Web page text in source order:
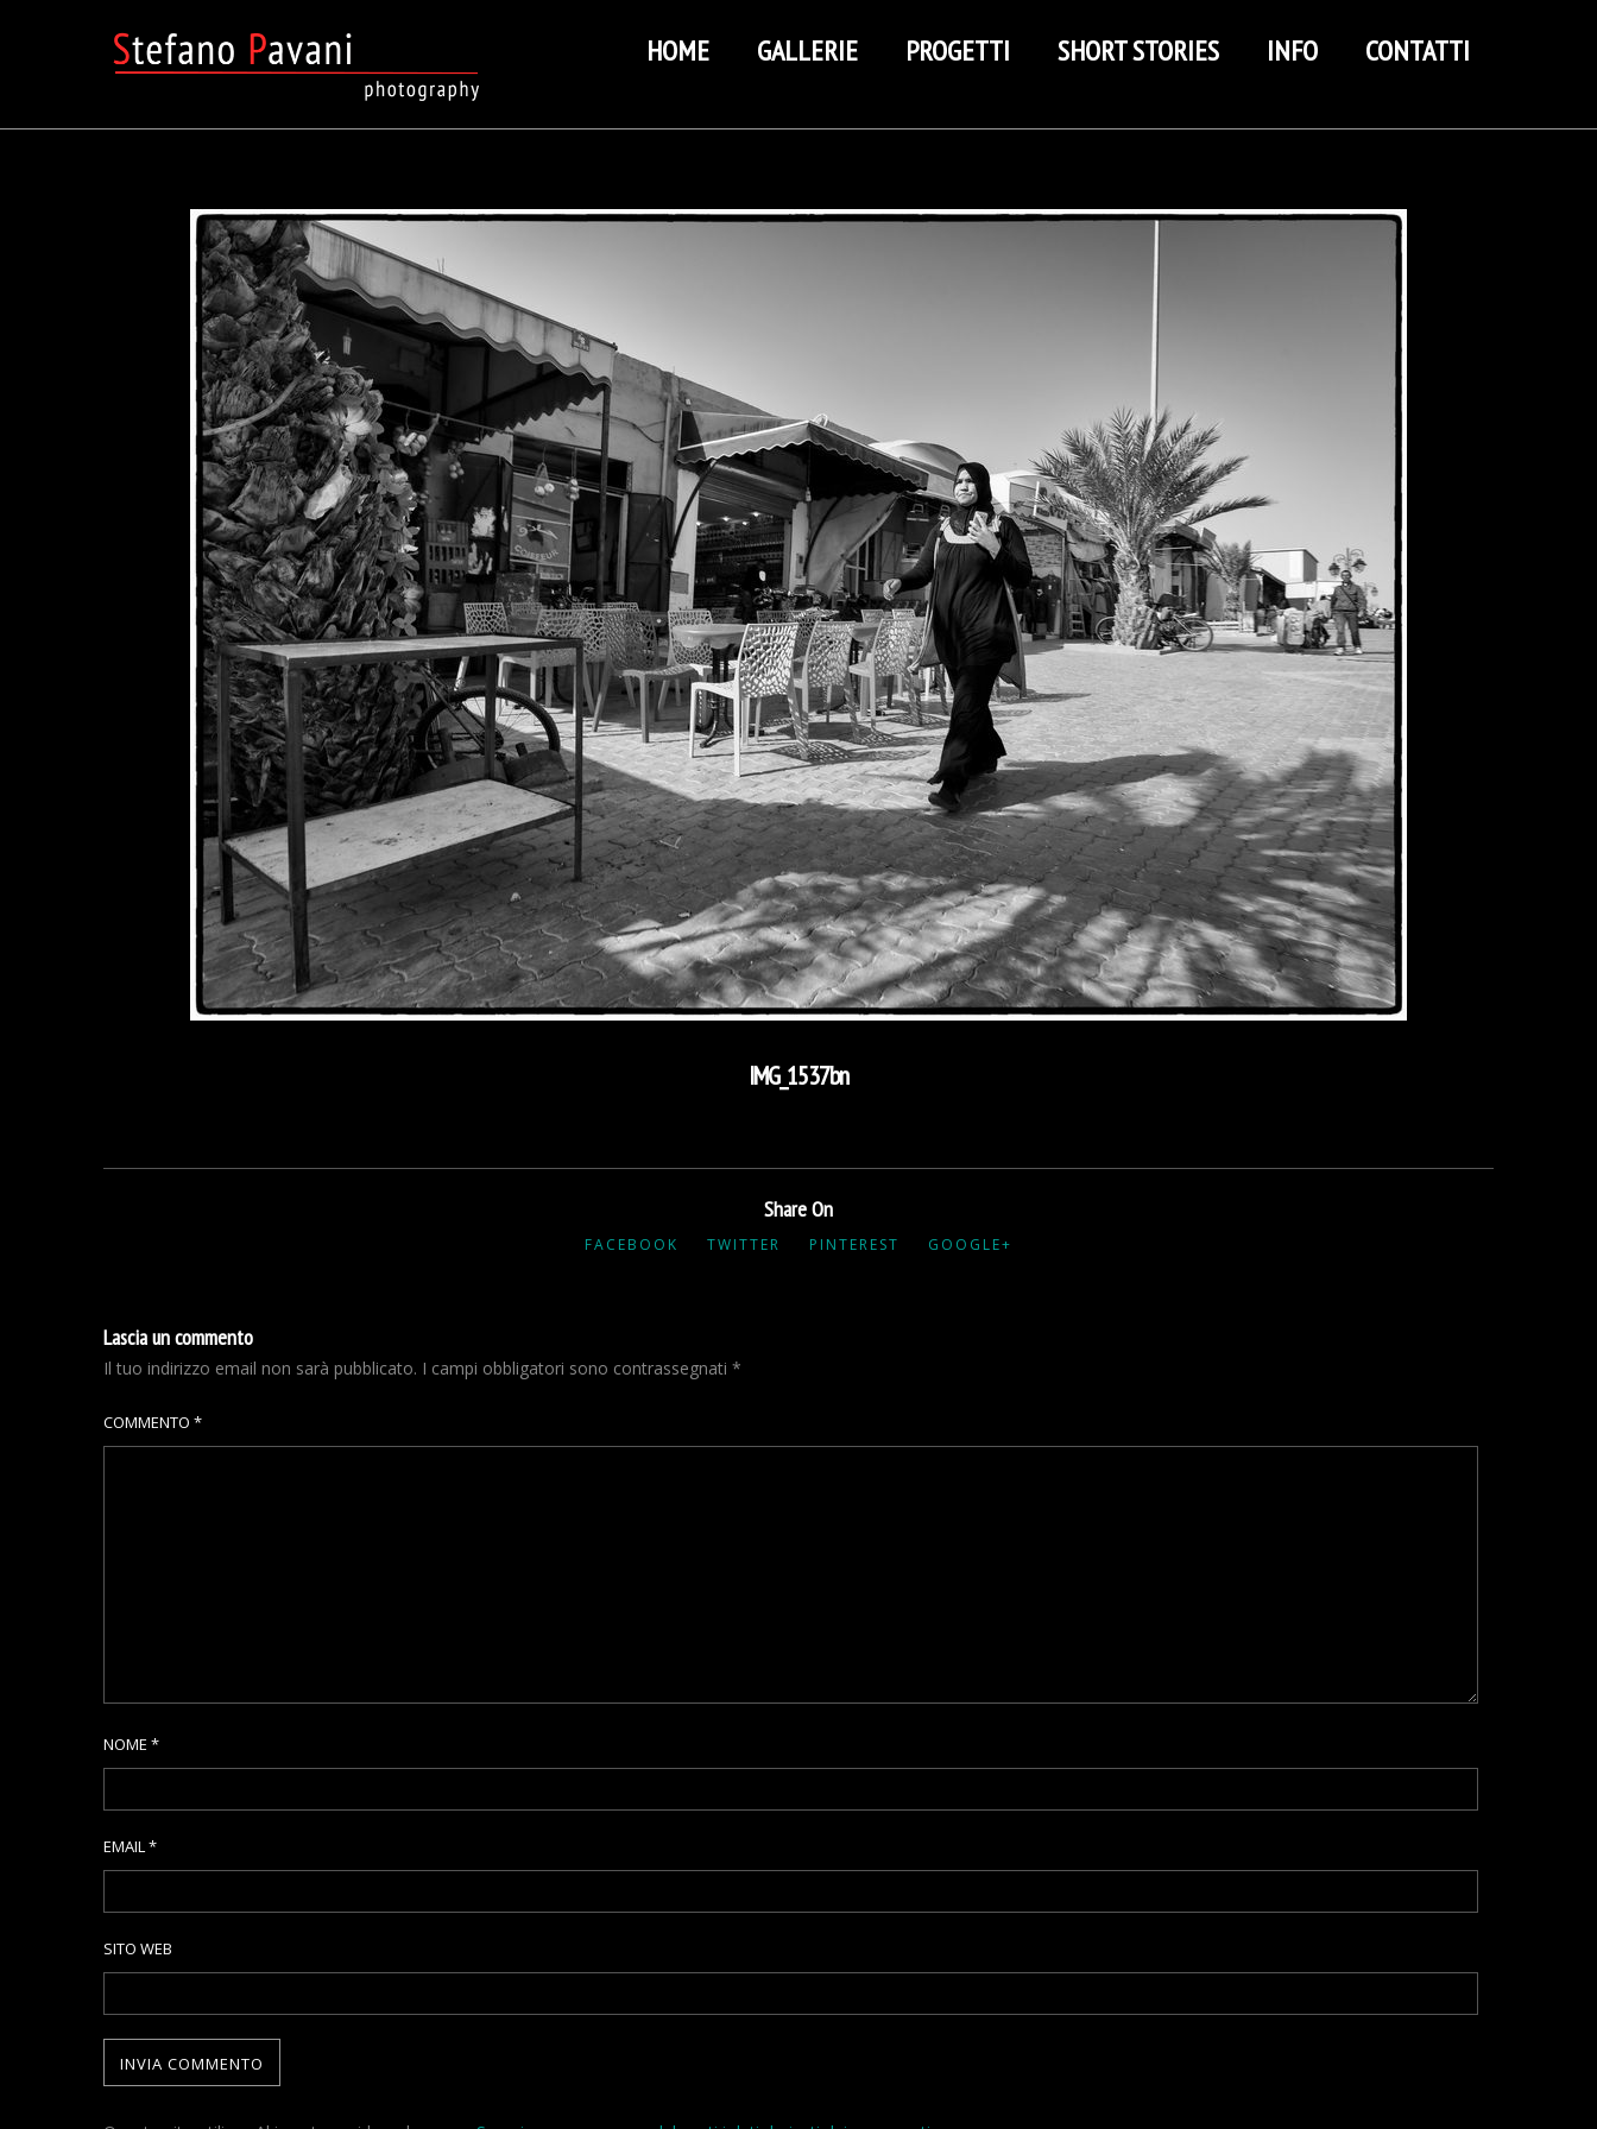
HOME GALLERIE PROGETTI SHORT STORIES INFO CONTATTI
IMG_1537bn
Share On
FACEBOOK TWITTER PINTEREST GOOGLE+
Lascia un commento
Il tuo indirizzo email non sarà pubblicato. I campi obbligatori sono contrassegnati *
COMMENTO *
NOME *
EMAIL*
SITO WEB